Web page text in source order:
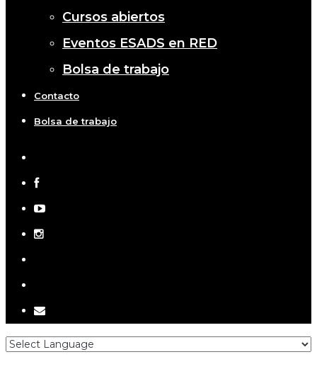
Cursos abiertos
Eventos ESADS en RED
Bolsa de trabajo
Contacto
Bolsa de trabajo
twitter
facebook
youtube
instagram
email